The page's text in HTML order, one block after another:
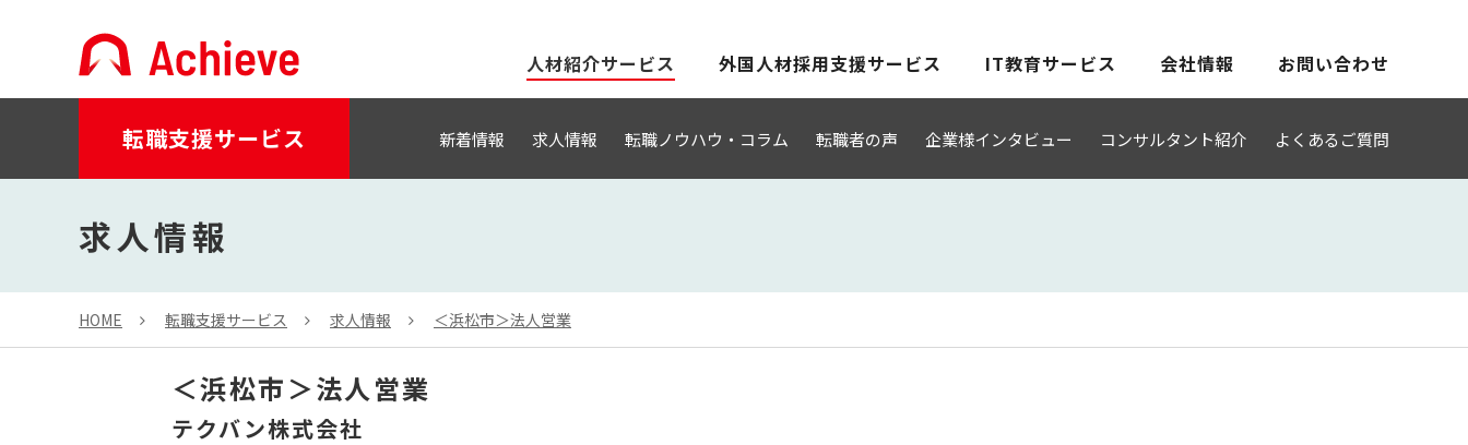
人材紹介サービス 外国人材採用支援サービス IT教育サービス 会社情報 お問い合わせ
転職支援サービス 新着情報 求人情報 転職ノウハウ・コラム 転職者の声 企業様インタビュー コンサルタント紹介 よくあるご質問
求人情報
HOME 転職支援サービス 求人情報 ＜浜松市＞法人営業
＜浜松市＞法人営業
テクバン株式会社